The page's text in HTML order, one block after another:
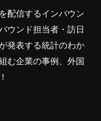
配信するインバウン
ウンド担当者・訪日
発表する統計のわか
む企業の事例、外国